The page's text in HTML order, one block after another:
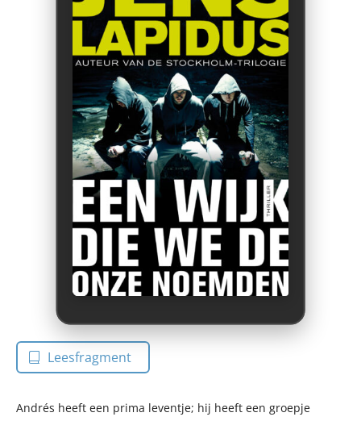
Leesfragment
Andrés heeft een prima leventje; hij heeft een groepje